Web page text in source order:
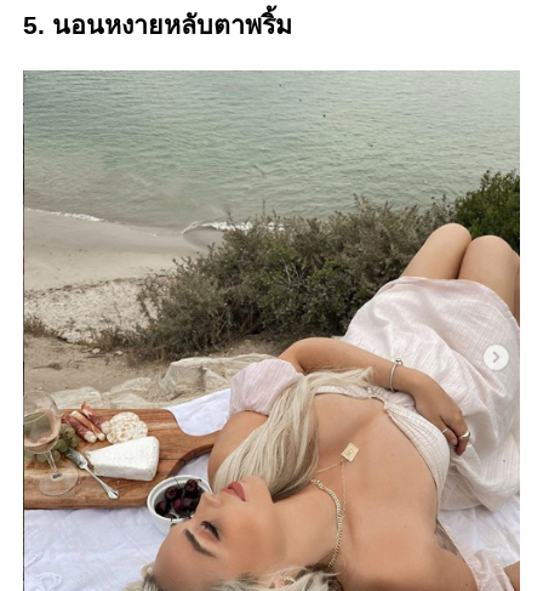
5. นอนหงายหลับตาพริ้ม